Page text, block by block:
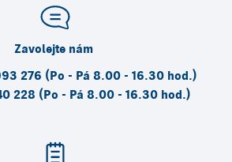
Zavolejte nám
276 (Po - Pá 8.00 - 16.30 hod.)
228 (Po - Pá 8.00 - 16.30 hod.)